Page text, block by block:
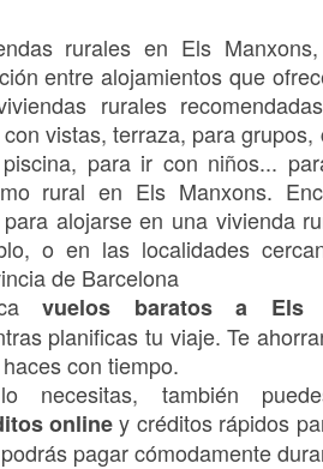
rurales en Els
entre alojamientos que
rurales
vistas, terraza, para grupos,
para ir con niños...
rural en Els Manxons.
alojarse en una vivienda
o en las localidades
de Barcelona
vuelos baratos a Els
planificas tu viaje. Te
con tiempo.
necesitas, también
onliney créditos rápidos
pagar cómodamente